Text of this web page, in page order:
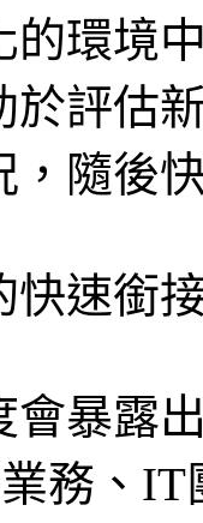
的環境
於評估
，隨後
快速銜
會暴露
務、